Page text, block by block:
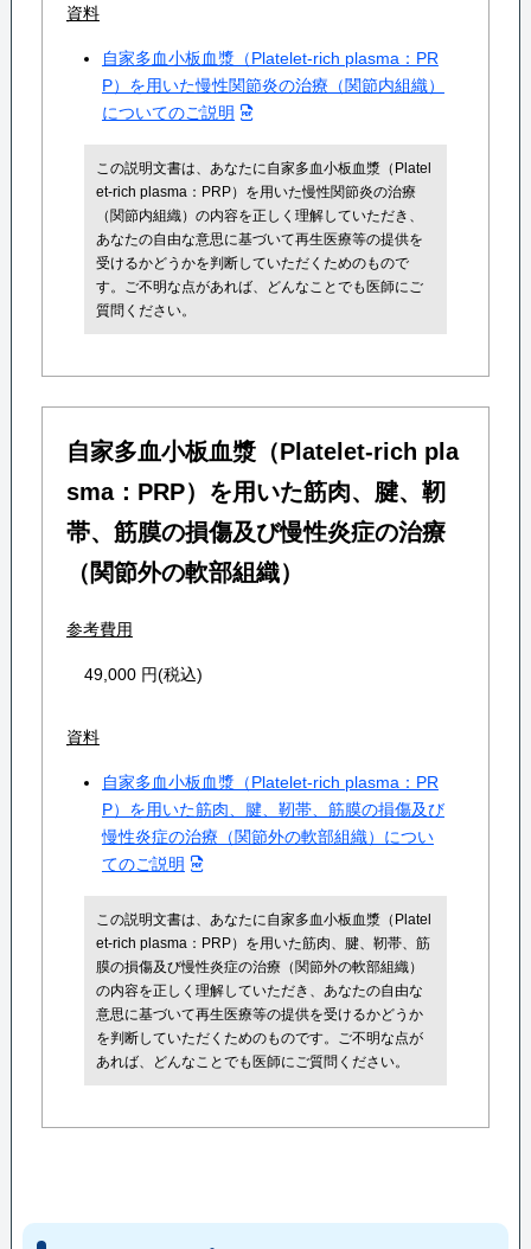
資料
自家多血小板血漿（Platelet-rich plasma：PR
P）を用いた慢性関節炎の治療（関節内組織）
についてのご説明
この説明文書は、あなたに自家多血小板血漿（Platel
et-rich plasma：PRP）を用いた慢性関節炎の治療
（関節内組織）の内容を正しく理解していただき、
あなたの自由な意思に基づいて再生医療等の提供を
受けるかどうかを判断していただくためのもので
す。ご不明な点があれば、どんなことでも医師にご
質問ください。
自家多血小板血漿（Platelet-rich pla
sma：PRP）を用いた筋肉、腱、靭
帯、筋膜の損傷及び慢性炎症の治療
（関節外の軟部組織）
参考費用
49,000 円(税込)
資料
自家多血小板血漿（Platelet-rich plasma：PR
P）を用いた筋肉、腱、靭帯、筋膜の損傷及び
慢性炎症の治療（関節外の軟部組織）につい
てのご説明
この説明文書は、あなたに自家多血小板血漿（Platel
et-rich plasma：PRP）を用いた筋肉、腱、靭帯、筋
膜の損傷及び慢性炎症の治療（関節外の軟部組織）
の内容を正しく理解していただき、あなたの自由な
意思に基づいて再生医療等の提供を受けるかどうか
を判断していただくためのものです。ご不明な点が
あれば、どんなことでも医師にご質問ください。